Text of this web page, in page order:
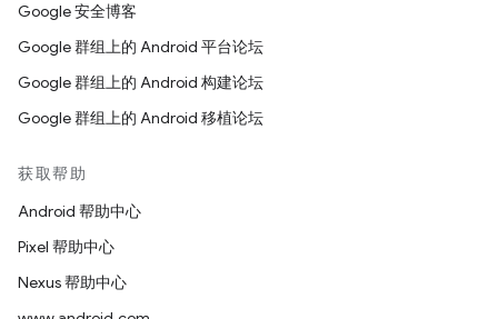
Google 安全博客
Google 群组上的 Android 平台论坛
Google 群组上的 Android 构建论坛
Google 群组上的 Android 移植论坛
获取帮助
Android 帮助中心
Pixel 帮助中心
Nexus 帮助中心